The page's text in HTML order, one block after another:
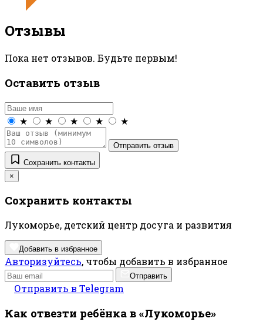
Отзывы
Пока нет отзывов. Будьте первым!
Оставить отзыв
★ ★ ★ ★ ★
Отправить отзыв
Сохранить контакты
×
Сохранить контакты
Лукоморье, детский центр досуга и развития
Добавить в избранное
Авторизуйтесь, чтобы добавить в избранное
Отправить
Отправить в Telegram
Как отвезти ребёнка в «Лукоморье»